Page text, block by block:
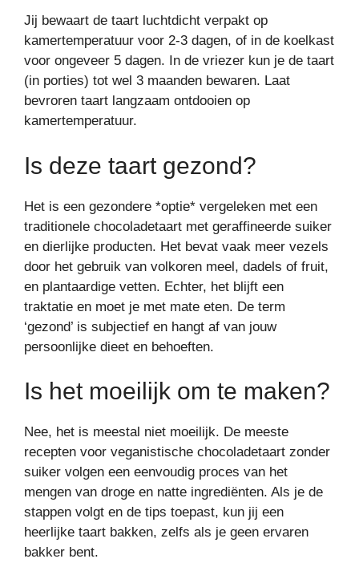
Jij bewaart de taart luchtdicht verpakt op
kamertemperatuur voor 2-3 dagen, of in de koelkast
voor ongeveer 5 dagen. In de vriezer kun je de taart
(in porties) tot wel 3 maanden bewaren. Laat
bevroren taart langzaam ontdooien op
kamertemperatuur.
Is deze taart gezond?
Het is een gezondere *optie* vergeleken met een
traditionele chocoladetaart met geraffineerde suiker
en dierlijke producten. Het bevat vaak meer vezels
door het gebruik van volkoren meel, dadels of fruit,
en plantaardige vetten. Echter, het blijft een
traktatie en moet je met mate eten. De term
‘gezond’ is subjectief en hangt af van jouw
persoonlijke dieet en behoeften.
Is het moeilijk om te maken?
Nee, het is meestal niet moeilijk. De meeste
recepten voor veganistische chocoladetaart zonder
suiker volgen een eenvoudig proces van het
mengen van droge en natte ingrediënten. Als je de
stappen volgt en de tips toepast, kun jij een
heerlijke taart bakken, zelfs als je geen ervaren
bakker bent.